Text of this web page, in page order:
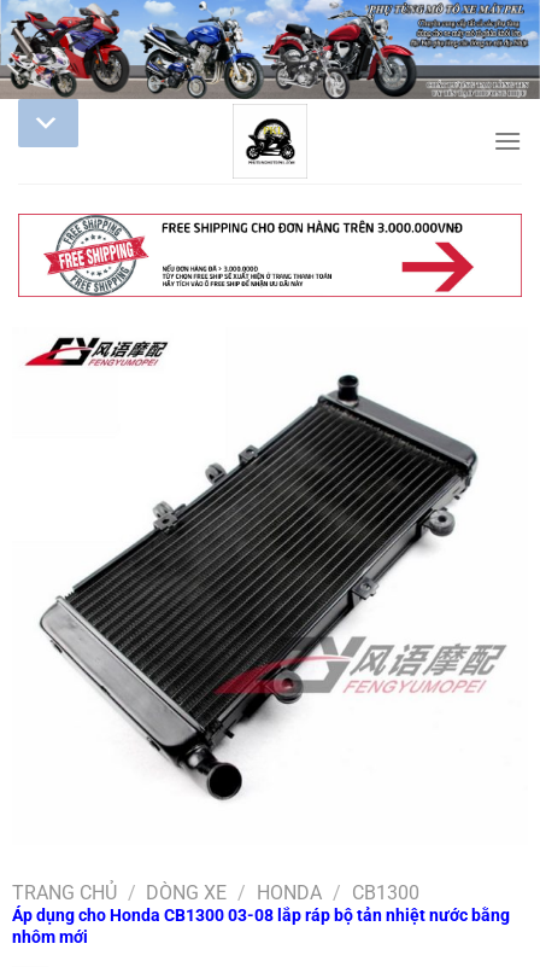
TRANG CHỦ / DÒNG XE / HONDA / CB1300
Áp dụng cho Honda CB1300 03-08 lắp ráp bộ tản nhiệt nước bằng
nhôm mới